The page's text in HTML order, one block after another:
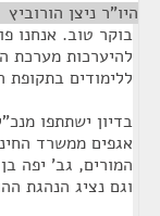
היו"ר ניצן הורוביץ
בוקר טוב. אנחנו
להיערכות מערכת
ללימודים בתקופת
בדיון ישתתפו
אגפים ממשרד
המורים, גב' יפה
וגם נציג הנהגת